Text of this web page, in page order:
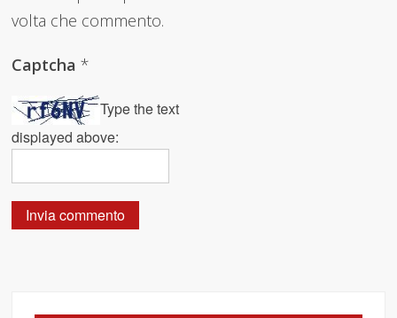
volta che commento.
Captcha*
Type the text
displayed above: